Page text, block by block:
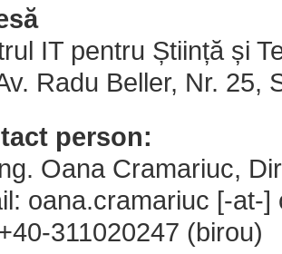
IT pentru Știință și
Radu Beller, Nr.
person:
Oana Cramariuc,
oana.cramariuc [-at-]
311020247 (birou)